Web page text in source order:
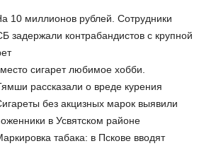
10 миллионов рублей. Сотрудники
задержали контрабандистов с крупной
сигарет любимое хобби.
рассказали о вреде курения
без акцизных марок выявили
в Усвятском районе
табака: в Пскове вводят